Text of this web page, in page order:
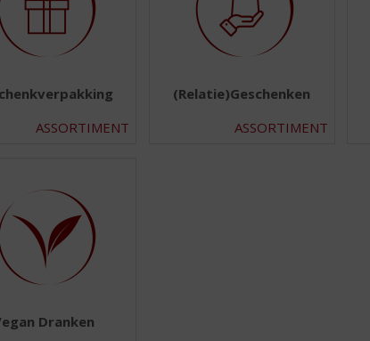
ASSORTIMENT
(Relatie)Geschenken
ASSORTIMENT
Dranken